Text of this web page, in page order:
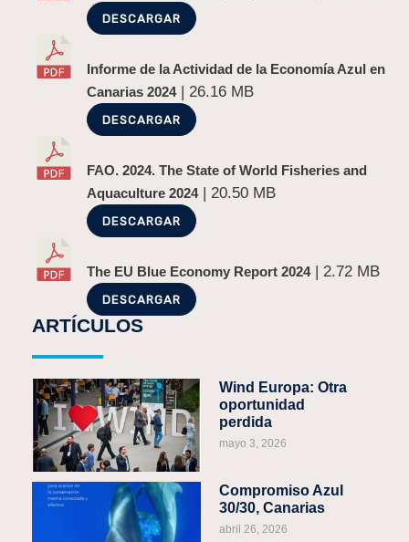
DESCARGAR
Informe de la Actividad de la Economía Azul en
Canarias 2024| 26.16 MB
DESCARGAR
FAO. 2024. The State of World Fisheries and
Aquaculture 2024| 20.50 MB
DESCARGAR
The EU Blue Economy Report 2024| 2.72 MB
DESCARGAR
ARTÍCULOS
Wind Europa: Otra
oportunidad
perdida
mayo 3, 2026
Compromiso Azul
30/30, Canarias
abril 26, 2026